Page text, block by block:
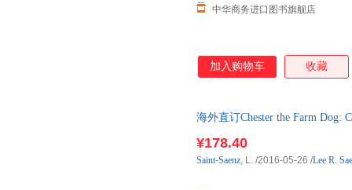
中华商务进口图书旗舰店
加入购物车 收藏
海外直订Chester the Farm Dog:
¥178.40
Saint-Saenz, L. /2016-05-26 /Lee R.